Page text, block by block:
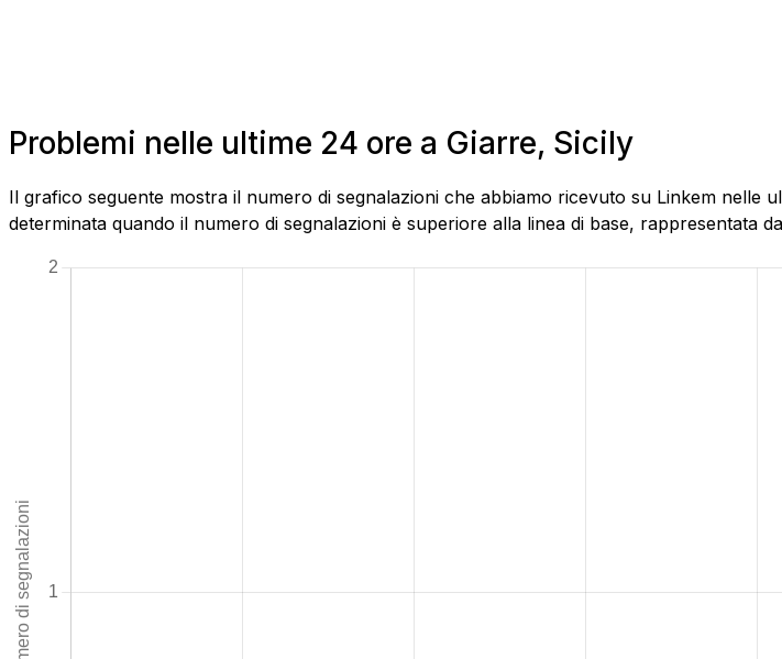
Problemi nelle ultime 24 ore a Giarre, Sicily
Il grafico seguente mostra il numero di segnalazioni che abbiamo ricevuto su Linkem nelle
determinata quando il numero di segnalazioni è superiore alla linea di base, rappresentata